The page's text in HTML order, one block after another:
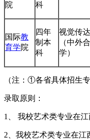
院
科
国际教
育学院
四年
制本
科
视觉传
（中外
学）
（注：①各省具体招生
录取原则：
1、 我校艺术类专业在
2、我校艺术类专业在